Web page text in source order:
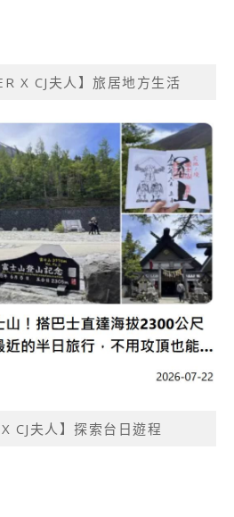
X CJ夫人】旅居地方生活
CJ夫人】探索台日遊程